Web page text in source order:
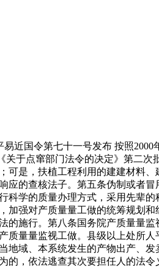
国令第七十一号发布 按照
于点窜部门法令的决定》第二
是，扶植工程利用的建建材料
的查核法子。第五条伪制或者
学的质量办理方式，采用先辈
强对产质量量工做的统筹规划
施行。第八条国务院产质量量
量量监视工做。县级以上处所
域、本系统发生的产物出产、
，依法逃查其次要担任人的法